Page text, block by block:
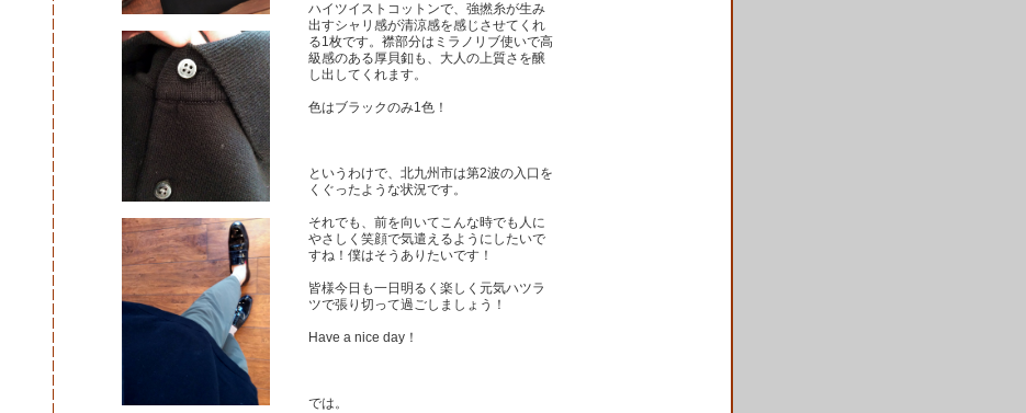
ハイツイストコットンで、強撚糸が生み
出すシャリ感が清涼感を感じさせてくれ
る1枚です。襟部分はミラノリブ使いで高
級感のある厚貝釦も、大人の上質さを醸
し出してくれます。
色はブラックのみ1色！
というわけで、北九州市は第2波の入口を
くぐったような状況です。
それでも、前を向いてこんな時でも人に
やさしく笑顔で気遣えるようにしたいで
すね！僕はそうありたいです！
皆様今日も一日明るく楽しく元気ハツラ
ツで張り切って過ごしましょう！
Have a nice day！
では。